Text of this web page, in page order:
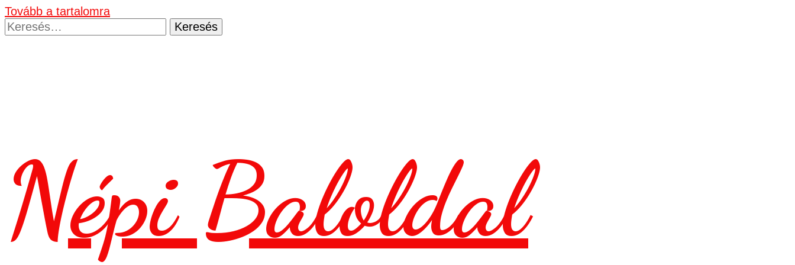
Tovább a tartalomra
Keresés:
Népi Baloldal